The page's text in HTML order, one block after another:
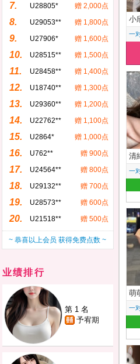
7. U28805* 赠 2,000点
8. U29053** 赠 1,800点
9. U27906* 赠 1,600点
10. U28515** 赠 1,500点
11. U28458** 赠 1,400点
12. U18740** 赠 1,300点
13. U29360** 赠 1,200点
14. U22762** 赠 1,100点
15. U2864* 赠 1,000点
16. U762** 赠 900点
17. U24564** 赠 800点
18. U29132** 赠 700点
19. U28573** 赠 600点
20. U21518** 赠 500点
~ 恭喜以上会员 获得免费点数 ~
业绩排行
第 1 名
予宥期
小
一
清
一
萌
一